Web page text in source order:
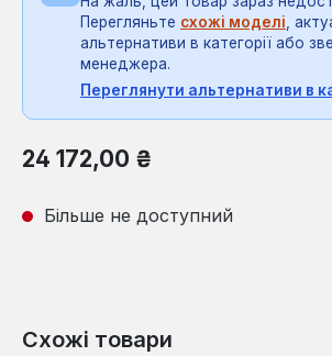
Перегляньте схожі моделі,
альтернативи в категорії або
менеджера.
Переглянути альтернативи в
Звичайна ціна:
24 172,00 ₴
Більше не доступний
Схожі товари